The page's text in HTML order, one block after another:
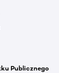
Publicznego